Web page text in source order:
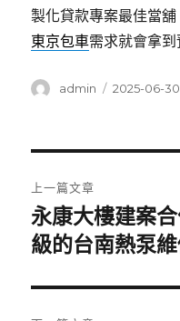
製化貸款專案最佳當
東京包車需求就會拿
作
admin
發
2025-06-30
章
導
覽
上一篇文章
上
一
文
章:
永康大樓建案
級的台南熱泵